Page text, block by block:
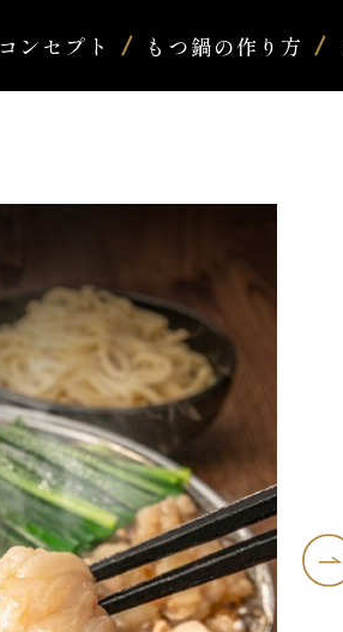
コンセプト もつ鍋の作り方